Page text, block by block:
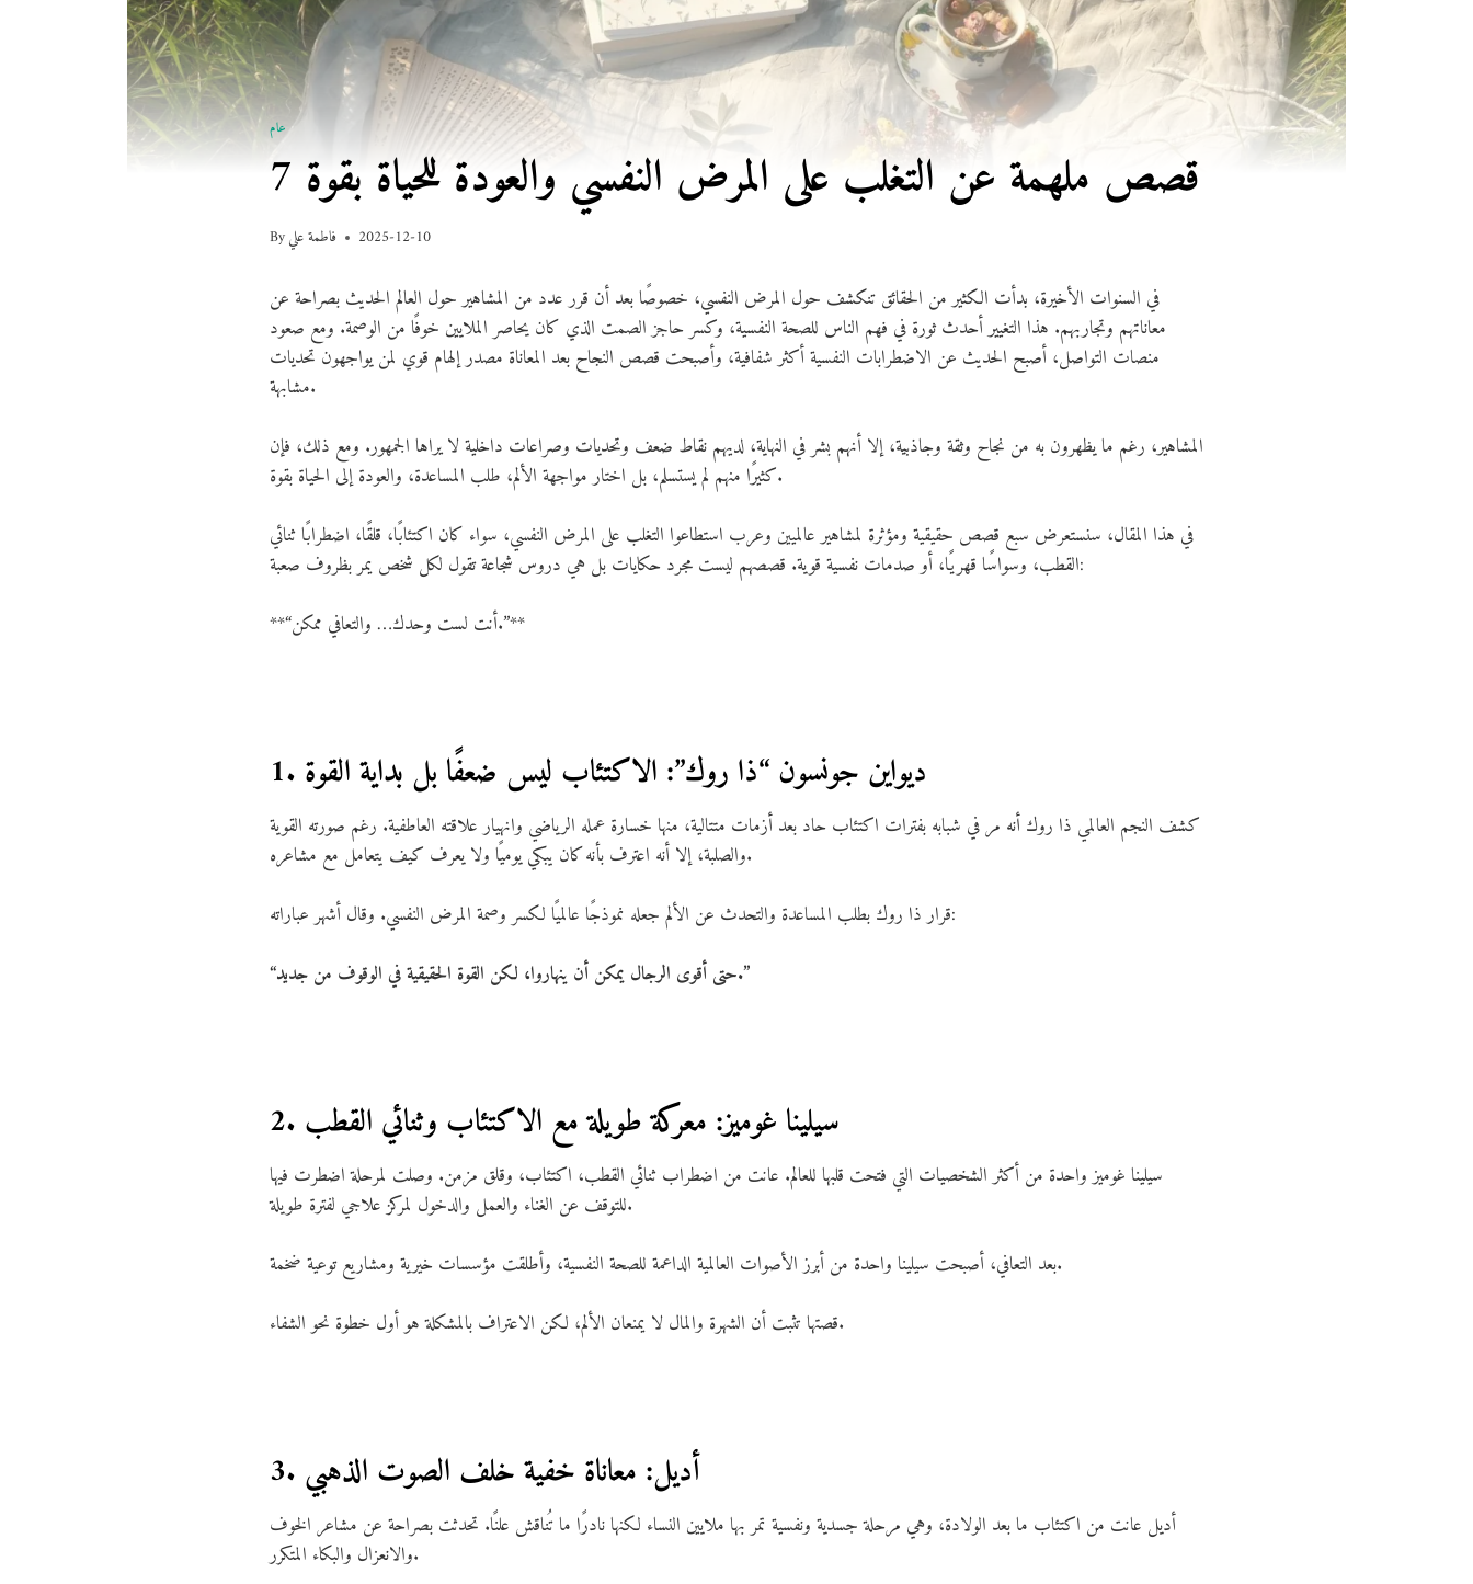
عام
7 قصص ملهمة عن التغلب على المرض النفسي والعودة للحياة بقوة
Byفاطمة علي 2025-12-10
في السنوات الأخيرة، بدأت الكثير من الحقائق تنكشف حول المرض النفسي، خصوصًا بعد أن قرر عدد من المشاهير حول العالم الحديث بصراحة عن
معاناتهم وتجاربهم. هذا التغيير أحدث ثورة في فهم الناس للصحة النفسية، وكسر حاجز الصمت الذي كان يحاصر الملايين خوفًا من الوصمة. ومع صعود
منصات التواصل، أصبح الحديث عن الاضطرابات النفسية أكثر شفافية، وأصبحت قصص النجاح بعد المعاناة مصدر إلهام قوي لمن يواجهون تحديات
مشابهة.
المشاهير، رغم ما يظهرون به من نجاح وثقة وجاذبية، إلا أنهم بشر في النهاية، لديهم نقاط ضعف وتحديات وصراعات داخلية لا يراها الجمهور. ومع ذلك، فإن
كثيرًا منهم لم يستسلم، بل اختار مواجهة الألم، طلب المساعدة، والعودة إلى الحياة بقوة.
في هذا المقال، سنستعرض سبع قصص حقيقية ومؤثرة لمشاهير عالميين وعرب استطاعوا التغلب على المرض النفسي، سواء كان اكتئابًا، قلقًا، اضطرابًا ثنائي
القطب، وسواسًا قهريًا، أو صدمات نفسية قوية. قصصهم ليست مجرد حكايات بل هي دروس شجاعة تقول لكل شخص يمر بظروف صعبة:
**“أنت لست وحدك… والتعافي ممكن.”**
1. ديواين جونسون “ذا روك”: الاكتئاب ليس ضعفًا بل بداية القوة
كشف النجم العالمي ذا روك أنه مر في شبابه بفترات اكتئاب حاد بعد أزمات متتالية، منها خسارة عمله الرياضي وانهيار علاقته العاطفية. رغم صورته القوية
والصلبة، إلا أنه اعترف بأنه كان يبكي يوميًا ولا يعرف كيف يتعامل مع مشاعره.
قرار ذا روك بطلب المساعدة والتحدث عن الألم جعله نموذجًا عالميًا لكسر وصمة المرض النفسي. وقال أشهر عباراته:
“حتى أقوى الرجال يمكن أن ينهاروا، لكن القوة الحقيقية في الوقوف من جديد.”
2. سيلينا غوميز: معركة طويلة مع الاكتئاب وثنائي القطب
سيلينا غوميز واحدة من أكثر الشخصيات التي فتحت قلبها للعالم. عانت من اضطراب ثنائي القطب، اكتئاب، وقلق مزمن. وصلت لمرحلة اضطرت فيها
للتوقف عن الغناء والعمل والدخول لمركز علاجي لفترة طويلة.
بعد التعافي، أصبحت سيلينا واحدة من أبرز الأصوات العالمية الداعمة للصحة النفسية، وأطلقت مؤسسات خيرية ومشاريع توعية ضخمة.
قصتها تثبت أن الشهرة والمال لا يمنعان الألم، لكن الاعتراف بالمشكلة هو أول خطوة نحو الشفاء.
3. أديل: معاناة خفية خلف الصوت الذهبي
أديل عانت من اكتئاب ما بعد الولادة، وهي مرحلة جسدية ونفسية تمر بها ملايين النساء لكنها نادرًا ما تُناقش علنًا. تحدثت بصراحة عن مشاعر الخوف
والانعزال والبكاء المتكرر.